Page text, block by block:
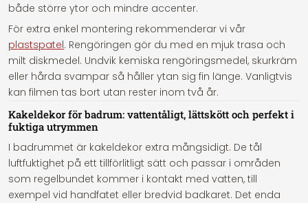
både större ytor och mindre accenter.
För extra enkel montering rekommenderar vi vår
plastspatel. Rengöringen gör du med en mjuk trasa och
milt diskmedel. Undvik kemiska rengöringsmedel, skurkräm
eller hårda svampar så håller ytan sig fin länge. Vanligtvis
kan filmen tas bort utan rester inom två år.
Kakeldekor för badrum: vattentåligt, lättskött och perfekt i
fuktiga utrymmen
I badrummet är kakeldekor extra mångsidigt. De tål
luftfuktighet på ett tillförlitligt sätt och passar i områden
som regelbundet kommer i kontakt med vatten, till
exempel vid handfatet eller bredvid badkaret. Det enda